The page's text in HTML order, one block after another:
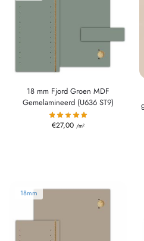
18 mm Fjord Groen MDF
Gemelamineerd (U636 ST9)
€27,00 /m²
18mm